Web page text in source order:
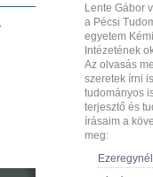
Lente Gábor
a Pécsi
egyetem
Intézetének
Az olvasás
szeretek írni
tudományos
terjesztő és
írásaim a
meg: